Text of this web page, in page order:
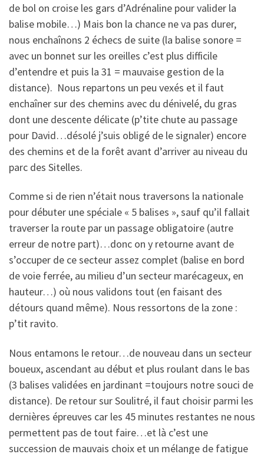
de bol on croise les gars d’Adrénaline pour valider la
balise mobile…) Mais bon la chance ne va pas durer,
nous enchaînons 2 échecs de suite (la balise sonore =
avec un bonnet sur les oreilles c’est plus difficile
d’entendre et puis la 31 = mauvaise gestion de la
distance). Nous repartons un peu vexés et il faut
enchaîner sur des chemins avec du dénivelé, du gras
dont une descente délicate (p’tite chute au passage
pour David…désolé j’suis obligé de le signaler) encore
des chemins et de la forêt avant d’arriver au niveau du
parc des Sitelles.
Comme si de rien n’était nous traversons la nationale
pour débuter une spéciale « 5 balises », sauf qu’il fallait
traverser la route par un passage obligatoire (autre
erreur de notre part)…donc on y retourne avant de
s’occuper de ce secteur assez complet (balise en bord
de voie ferrée, au milieu d’un secteur marécageux, en
hauteur…) où nous validons tout (en faisant des
détours quand même). Nous ressortons de la zone :
p’tit ravito.
Nous entamons le retour…de nouveau dans un secteur
boueux, ascendant au début et plus roulant dans le bas
(3 balises validées en jardinant =toujours notre souci de
distance). De retour sur Soulitré, il faut choisir parmi les
dernières épreuves car les 45 minutes restantes ne nous
permettent pas de tout faire…et là c’est une
succession de mauvais choix et un mélange de fatigue